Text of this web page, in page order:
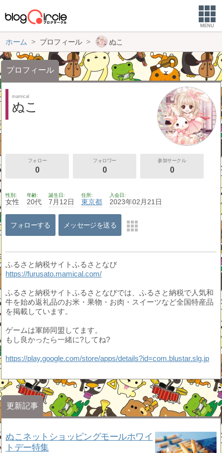
MENU
ホーム プロフィール ぬこ
プロフィール
mamical
ぬこ
フォロー
0
フォロワー
0
参加サークル
0
性別
女性
年齢
20代
誕生日
7月12日
住所
東京都
入会日
2023年02月21日
フォローする メッセージを送る
ふるさと納税サイトふるさとなび
https://furusato.mamical.com/
ふるさと納税サイトふるさとなびでは、ふるさと納税で人気和
牛を始め返礼品のお米・果物・お肉・スイーツなど全国特産品
を掲載しています。
ゲームは軍師同盟してます。
もし良かったら一緒に?してね?
https://play.google.com/store/apps/details?id=com.blustar.slg.jp
更新記事
ぬこネットショッピングモールホワイ
トデー特集